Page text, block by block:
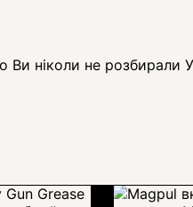
ніколи не розбирали